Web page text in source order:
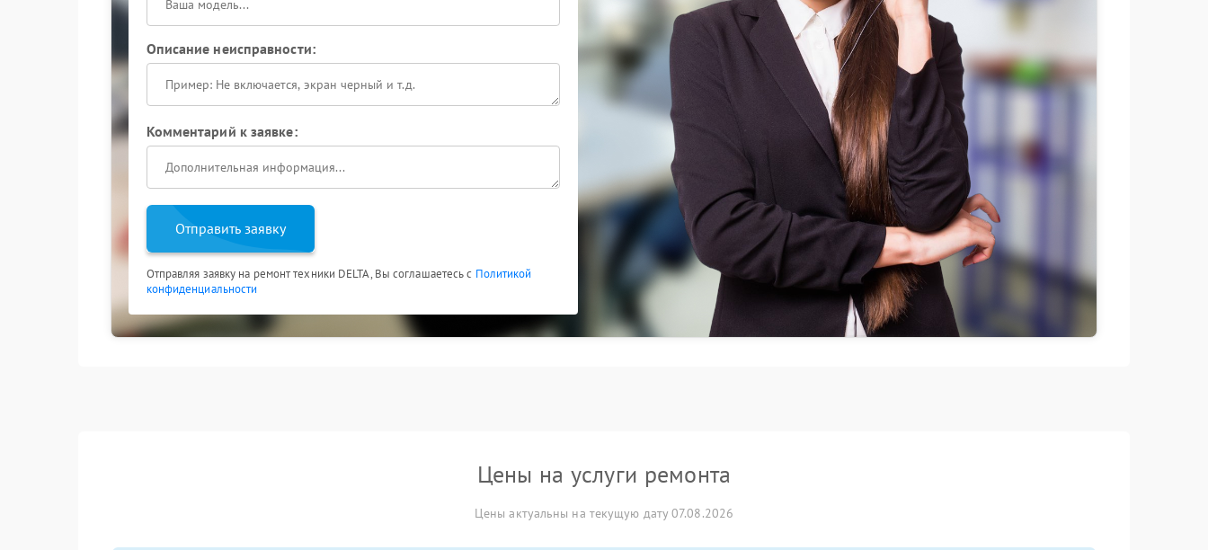
Описание неисправности:
Комментарий к заявке:
Отправить заявку
Отправляя заявку на ремонт техники DELTA, Вы соглашаетесь с Политикой
конфиденциальности
Цены на услуги ремонта
Цены актуальны на текущую дату 07.08.2026